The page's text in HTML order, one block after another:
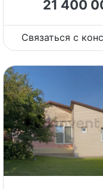
21 400
Связаться с